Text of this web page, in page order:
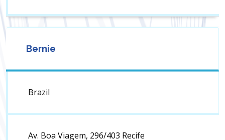
Bernie
Brazil
Av. Boa Viagem, 296/403 Recife